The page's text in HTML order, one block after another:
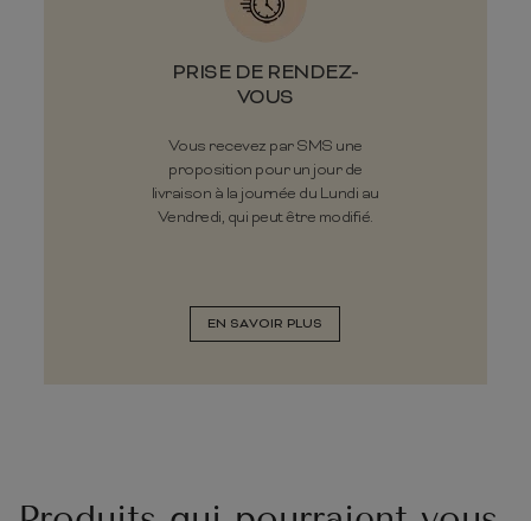
PRISE DE RENDEZ-
VOUS
Vous recevez par SMS une
proposition pour un jour de
livraison à la journée du Lundi au
Vendredi, qui peut être modifié.
EN SAVOIR PLUS